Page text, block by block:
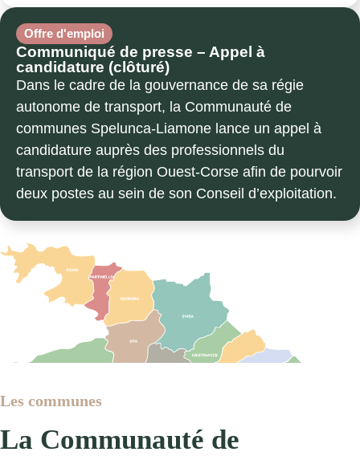
Offre d'emploi
Communiqué de presse – Appel à
candidature (clôturé)
Dans le cadre de la gouvernance de sa régie
autonome de transport, la Communauté de
communes Spelunca-Liamone lance un appel à
candidature auprès des professionnels du
transport de la région Ouest-Corse afin de pourvoir
deux postes au sein de son Conseil d’exploitation.
Les communes
La Communauté de